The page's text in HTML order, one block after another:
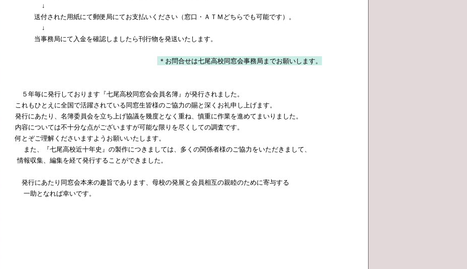
↓
送付された用紙にて郵便局にてお支払いください（窓口・ＡＴＭどちらでも可能です）。
↓
当事務局にて入金を確認しましたら刊行物を発送いたします。
＊お問合せは七尾高校同窓会事務局までお願いします。
５年毎に発行しております『七尾高校同窓会会員名簿』が発行されました。
これもひとえに全国で活躍されている同窓生皆様のご協力の賜と深くお礼申し上げます。
発行にあたり、名簿委員会を立ち上げ協議を幾度となく重ね、慎重に作業を進めてまいりました。
内容については不十分な点がございますが可能な限りを尽くしての調査です。
何とぞご理解くださいますようお願いいたします。
また、『七尾高校近十年史』の製作につきましては、多くの関係者様のご協力をいただきまして、
情報収集、編集を経て発行することができました。
発行にあたり同窓会本来の趣旨であります、母校の発展と会員相互の親睦のために寄与する
一助となれば幸いです。